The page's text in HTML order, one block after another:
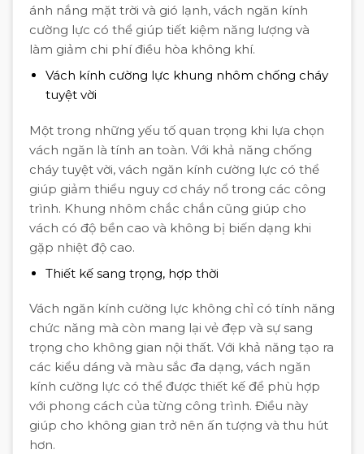
ánh nắng mặt trời và gió lạnh, vách ngăn kính
cường lực có thể giúp tiết kiệm năng lượng và
làm giảm chi phí điều hòa không khí.
Vách kính cường lực khung nhôm chống cháy
tuyệt vời
Một trong những yếu tố quan trọng khi lựa chọn
vách ngăn là tính an toàn. Với khả năng chống
cháy tuyệt vời, vách ngăn kính cường lực có thể
giúp giảm thiểu nguy cơ cháy nổ trong các công
trình. Khung nhôm chắc chắn cũng giúp cho
vách có độ bền cao và không bị biến dạng khi
gặp nhiệt độ cao.
Thiết kế sang trọng, hợp thời
Vách ngăn kính cường lực không chỉ có tính năng
chức năng mà còn mang lại vẻ đẹp và sự sang
trọng cho không gian nội thất. Với khả năng tạo ra
các kiểu dáng và màu sắc đa dạng, vách ngăn
kính cường lực có thể được thiết kế để phù hợp
với phong cách của từng công trình. Điều này
giúp cho không gian trở nên ấn tượng và thu hút
hơn.